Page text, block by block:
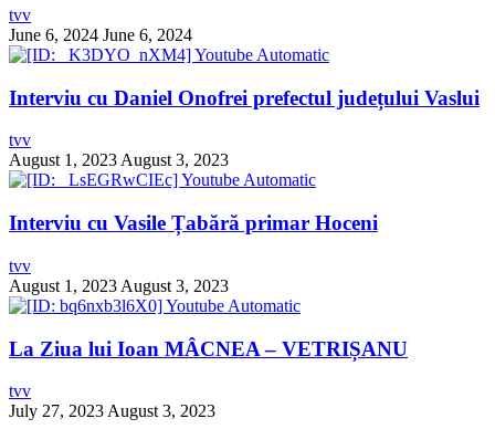
tvv
June 6, 2024 June 6, 2024
Interviu cu Daniel Onofrei prefectul județului Vaslui
tvv
August 1, 2023August 3, 2023
Interviu cu Vasile Țabără primar Hoceni
tvv
August 1, 2023 August 3, 2023
La Ziua lui Ioan MÂCNEA – VETRIȘANU
tvv
July 27, 2023 August 3, 2023